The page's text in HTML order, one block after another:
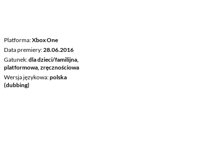
Platforma Xbox One
Data premiery 28.06.2016
Gatunek dla dzieci/familijna,
platformowa, zręcznościowa
Wersja językowa polska
(dubbing)